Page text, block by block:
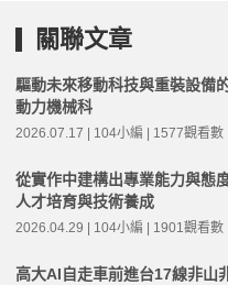
關聯文章
驅動未來移動科技與重裝設備
動力機械科
2026.07.17 | 104小編 | 1577觀看數
從實作中建構出專業能力與態
人才培育與技術養成
2026.04.29 | 104小編 | 1901觀看數
高大AI自走車前進台17線非